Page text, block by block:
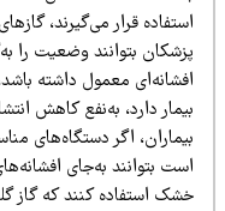
قرار می‌گیرند، گازهای
بتوانند وضعیت را
معمول داشته باشد،
دارد، به‌نفع کاهش انتشار
اگر دستگاه‌های مناسب
بتوانند به‌جای افشانه‌های
استفاده کنند که گاز